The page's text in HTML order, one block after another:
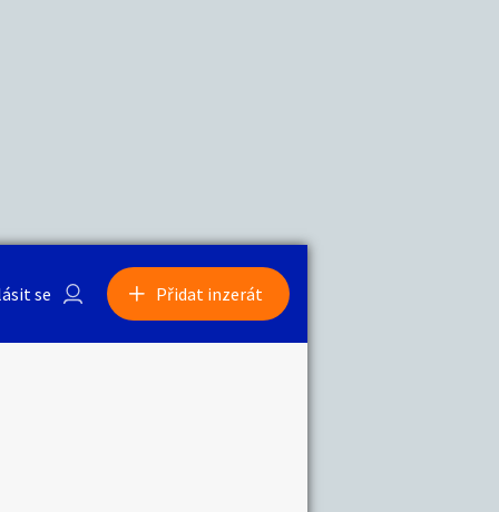
se Přidat inzerát
Sběratelství